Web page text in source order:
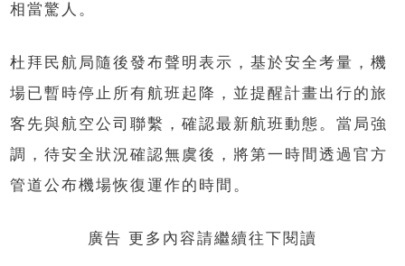
相當驚人。
杜拜民航局隨後發布聲明表示，基於安全考量，機
場已暫時停止所有航班起降，並提醒計畫出行的旅
客先與航空公司聯繫，確認最新航班動態。當局強
調，待安全狀況確認無虞後，將第一時間透過官方
管道公布機場恢復運作的時間。
廣告 更多內容請繼續往下閱讀